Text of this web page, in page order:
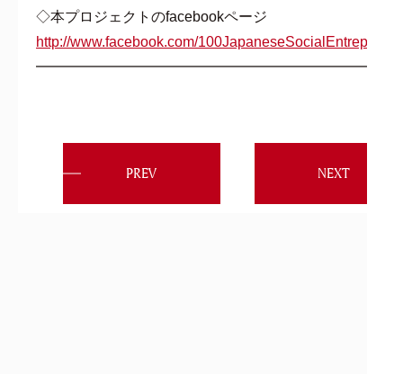
◇本プロジェクトのfacebookページ
http://www.facebook.com/
PREV NEXT